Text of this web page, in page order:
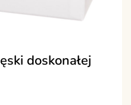
doskonałej